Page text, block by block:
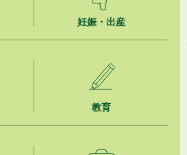
提供者募集
妊娠・出産
教育